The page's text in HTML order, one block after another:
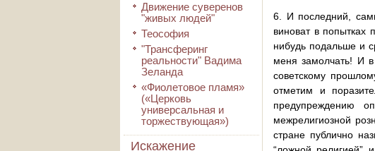
Движение суверенов
"живых людей"
Теософия
"Трансферинг
реальности" Вадима
Зеланда
«Фиолетовое пламя»
(«Церковь
универсальная и
торжествующая»)
Искажение
6. И последний,
виноват в попытках
нибудь подальше и
меня замолчать! И
советскому
отметим и
предупреждению
межрелигиозной
стране публично